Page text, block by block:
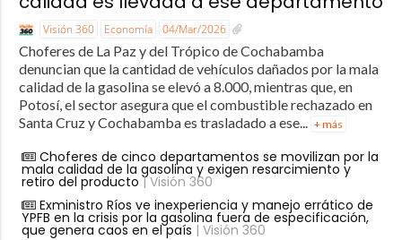
Visión 360 Economía 04/Mar/2026
Choferes de La Paz y del Trópico de Cochabamba
denuncian que la cantidad de vehículos dañados por la mala
calidad de la gasolina se elevó a 8.000, mientras que, en
Potosí, el sector asegura que el combustible rechazado en
Santa Cruz y Cochabamba es trasladado a ese...
+ más
Choferes de cinco departamentos se movilizan por la
mala calidad de la gasolina y exigen resarcimiento y
retiro del producto | Visión 360
Exministro Ríos ve inexperiencia y manejo errático de
YPFB en la crisis por la gasolina fuera de especificación,
que genera caos en el país | Visión 360